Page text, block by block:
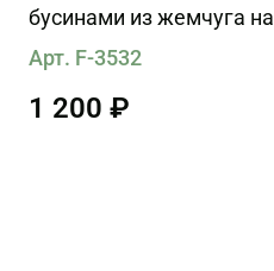
бусинами из жемчуга на
металлической сетке
Арт. F-3532
1 200 ₽